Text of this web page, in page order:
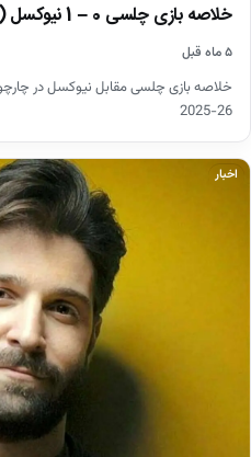
خلاصه بازی چلسی 0 – 1 نیوکسل (لیگ برتر انگلیس)
۵ ماه قبل
خلاصه بازی چلسی مقابل نیوکسل در
26-2025
اخبار